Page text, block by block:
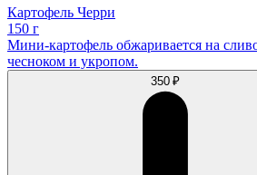
Картофель Черри
150 г
Мини-картофель обжаривается на
чесноком и укропом.
350 ₽